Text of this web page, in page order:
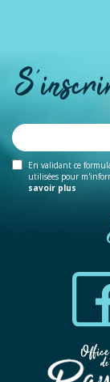
En validant ce
utilisées pour
savoir plus